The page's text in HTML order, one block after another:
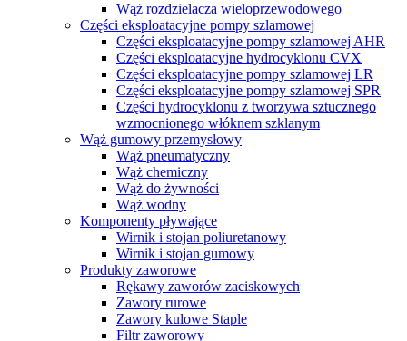
Wąż rozdzielacza wieloprzewodowego
Części eksploatacyjne pompy szlamowej
Części eksploatacyjne pompy szlamowej AHR
Części eksploatacyjne hydrocyklonu CVX
Części eksploatacyjne pompy szlamowej LR
Części eksploatacyjne pompy szlamowej SPR
Części hydrocyklonu z tworzywa sztucznego
wzmocnionego włóknem szklanym
Wąż gumowy przemysłowy
Wąż pneumatyczny
Wąż chemiczny
Wąż do żywności
Wąż wodny
Komponenty pływające
Wirnik i stojan poliuretanowy
Wirnik i stojan gumowy
Produkty zaworowe
Rękawy zaworów zaciskowych
Zawory rurowe
Zawory kulowe Staple
Filtr zaworowy